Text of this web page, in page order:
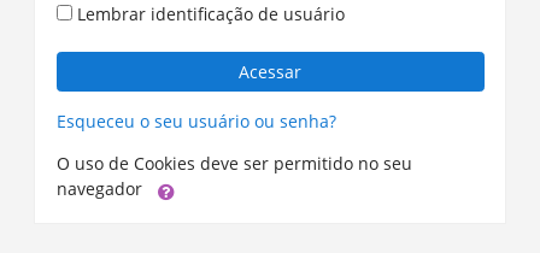
Lembrar identificação de usuário
Acessar
Esqueceu o seu usuário ou senha?
O uso de Cookies deve ser permitido no seu
navegador